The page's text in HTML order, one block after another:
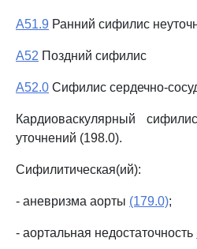
A51.9 Ранний сифилис
A52 Поздний сифилис
A52.0 Сифилис сердечно-
Кардиоваскулярный
уточнений (198.0).
Сифилитическая(ий):
- аневризма аорты (179.0);
- аортальная недостаточность